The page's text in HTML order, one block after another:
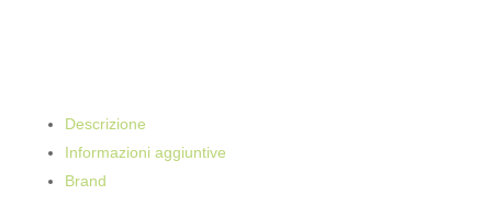
Descrizione
Informazioni aggiuntive
Brand